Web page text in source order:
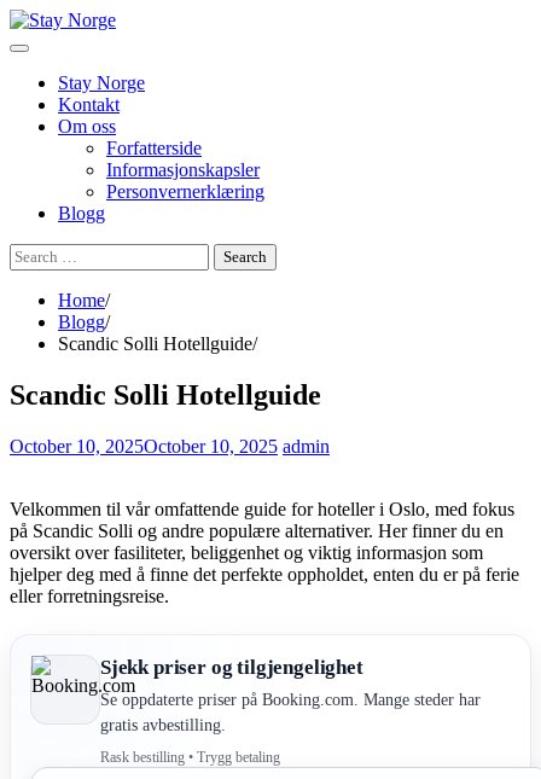
Skip
to
Stay Norge
Kontakt
Om oss
Forfatterside
Informasjonskapsler
Personvernerklæring
Blogg
Search
for:
Home
Blogg
Scandic Solli Hotellguide
Scandic Solli Hotellguide
October 10, 2025October 10, 2025 admin
Velkommen til vår omfattende guide for hoteller i Oslo, med fokus
på Scandic Solli og andre populære alternativer. Her finner du en
oversikt over fasiliteter, beliggenhet og viktig informasjon som
hjelper deg med å finne det perfekte oppholdet, enten du er på ferie
eller forretningsreise.
Sjekk priser og tilgjengelighet
Se oppdaterte priser på Booking.com. Mange steder har
gratis avbestilling.
Rask bestilling • Trygg betaling